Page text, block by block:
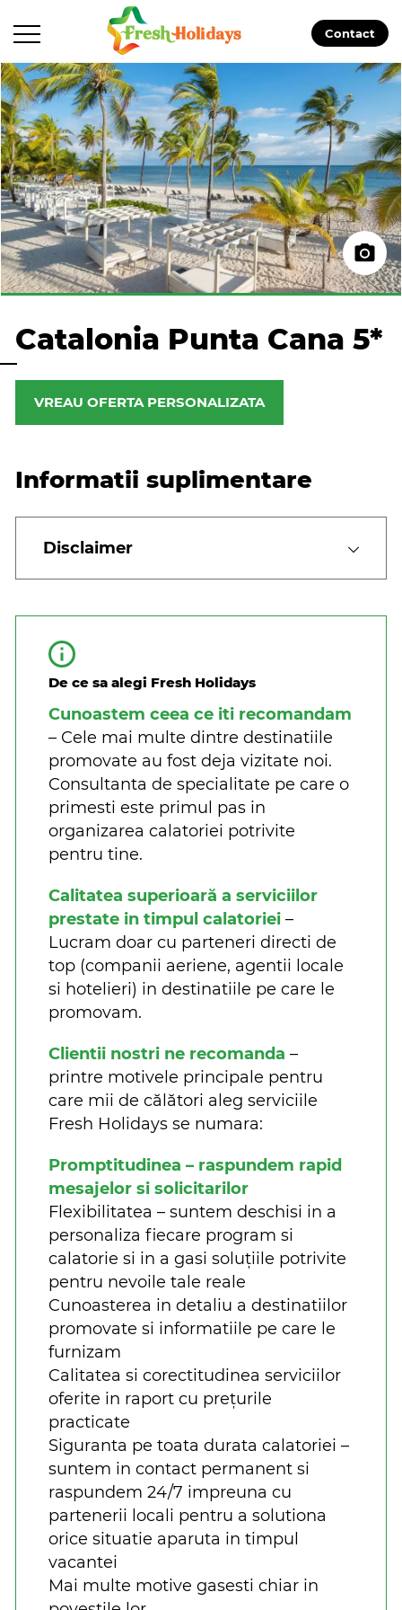
Contact
Catalonia Punta Cana 5*
VREAU OFERTA PERSONALIZATA
Informatii suplimentare
Disclaimer
De ce sa alegi Fresh Holidays
Cunoastem ceea ce iti recomandam
– Cele mai multe dintre destinatiile
promovate au fost deja vizitate noi.
Consultanta de specialitate pe care o
primesti este primul pas in
organizarea calatoriei potrivite
pentru tine.
Calitatea superioară a serviciilor
prestate in timpul calatoriei –
Lucram doar cu parteneri directi de
top (companii aeriene, agentii locale
si hotelieri) in destinatiile pe care le
promovam.
Clientii nostri ne recomanda –
printre motivele principale pentru
care mii de călători aleg serviciile
Fresh Holidays se numara:
Promptitudinea – raspundem rapid
mesajelor si solicitarilor
Flexibilitatea – suntem deschisi in a
personaliza fiecare program si
calatorie si in a gasi soluțiile potrivite
pentru nevoile tale reale
Cunoasterea in detaliu a destinatiilor
promovate si informatiile pe care le
furnizam
Calitatea si corectitudinea serviciilor
oferite in raport cu prețurile
practicate
Siguranta pe toata durata calatoriei –
suntem in contact permanent si
raspundem 24/7 impreuna cu
partenerii locali pentru a solutiona
orice situatie aparuta in timpul
vacantei
Mai multe motive gasesti chiar in